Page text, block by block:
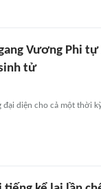
Vương Phi
tử
diện cho cả một thời